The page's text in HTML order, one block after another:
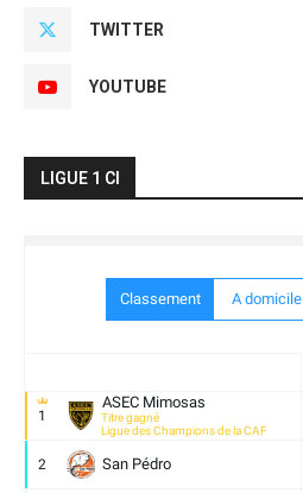
TWITTER
YOUTUBE
LIGUE 1 CI
Classement A domicile
1
ASEC Mimosas
Titre gagné
Ligue des Champions de la CAF
2 San Pédro